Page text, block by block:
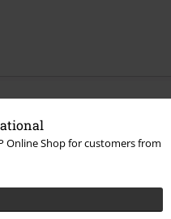
Online Shop for customers from